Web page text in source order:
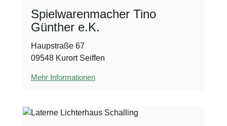
Spielwarenmacher Tino
Günther e.K.
Haupstraße 67
09548 Kurort Seiffen
Mehr Informationen